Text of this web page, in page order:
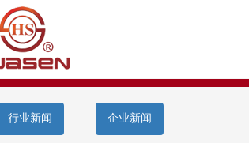
行业新闻 企业新闻